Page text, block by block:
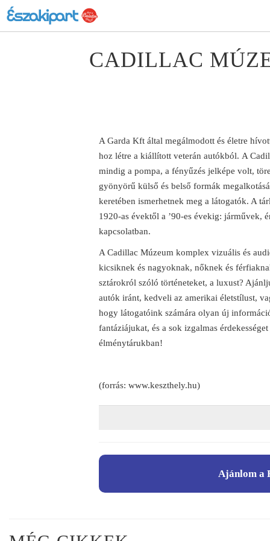
CADILLAC
A Garda Kft által megálmodott és életre
hoz létre a kiállított veterán autókból. A
mindig a pompa, a fényűzés jelképe volt,
gyönyörű külső és belső formák
keretében ismerhetnek meg a látogatók. A
1920-as évektől a ’90-es évekig: járművek,
kapcsolatban.
A Cadillac Múzeum komplex vizuális és
kicsiknek és nagyoknak, nőknek és
sztárokról szóló történeteket, a luxust?
autók iránt, kedveli az amerikai életstílust,
hogy látogatóink számára olyan új
fantáziájukat, és a sok izgalmas
élménytárukban!
(forrás: www.keszthely.hu)
Ajánlom a